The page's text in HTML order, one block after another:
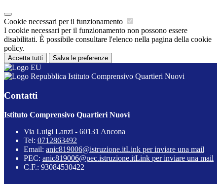
Cookie necessari per il funzionamento
I cookie necessari per il funzionamento non possono essere
disabilitati. È possibile consultare l'elenco nella pagina della cookie
policy.
Accetta tutti Salva le preferenze
Istituto Comprensivo Quartieri Nuovi
Contatti
Istituto Comprensivo Quartieri Nuovi
Via Luigi Lanzi - 60131 Ancona
Tel: 0712863492
Email: anic819006@istruzione.itLink per inviare una mail
PEC: anic819006@pec.istruzione.itLink per inviare una mail
C.F.: 93084530422